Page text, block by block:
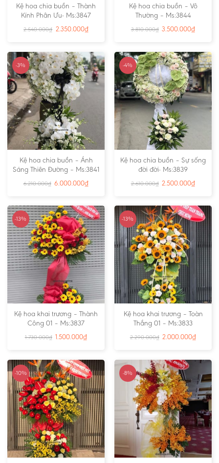
Kệ hoa chia buồn – Thành
Kính Phân Ưu- Ms:3847
2.540.000₫ 2.350.000₫
Kệ hoa chia buồn – Vô
Thường – Ms:3844
3.810.000₫ 3.500.000₫
-3%
Kệ hoa chia buồn – Ánh
Sáng Thiên Đường – Ms:3841
6.210.000₫ 6.000.000₫
-4%
Kệ hoa chia buồn – Sự sống
đời đời- Ms:3839
2.610.000₫ 2.500.000₫
-13%
Kệ hoa khai trương – Thành
Công 01 – Ms:3837
1.730.000₫ 1.500.000₫
-13%
Kệ hoa khai trương – Toàn
Thắng 01 – Ms:3833
2.290.000₫ 2.000.000₫
-10% -8%